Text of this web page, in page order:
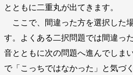
とともに二重丸が出てきます。
ここで、間違った方を選択した
す。よくある二択問題では間違っ
音とともに次の問題へ進んでしま
で「こっちではなかった」と気づ